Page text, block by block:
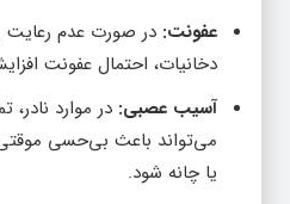
عفونت: در صورت عدم
دخانیات، احتمال عفونت
آسیب عصبی: در موارد
می‌تواند باعث بی‌حسی
یا چانه شود.